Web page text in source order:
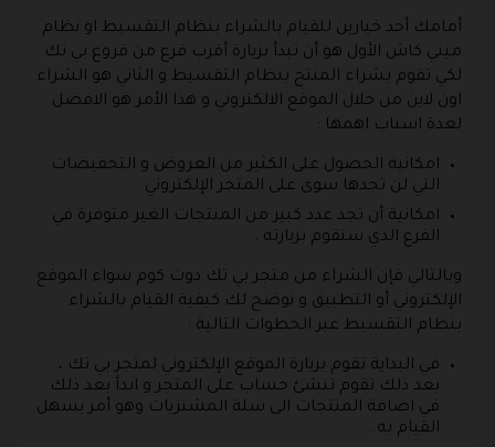
أمامك أحد خيارين للقيام بالشراء بنظام التقسيط او نظام
ميني كاش الأول هو أن تبدأ بزيارة أقرب فرع من فروع بي تك
لكي تقوم بشراء المنتج بنظام التقسيط و الثاني هو الشراء
اون لاين من خلال الموقع الالكتروني و هذا الأمر هو الافضل
لعدة اسباب اهمها :
امكانية الحصول على الكثير من العروض و التخفيضات
التي لن تجدها سوى على المتجر الإلكتروني .
امكانية أن تجد عدد كبير من المنتجات الغير متوفرة في
الفرع الذي ستقوم بزيارته .
وبالتالي فإن الشراء من متجر بي تك دوت كوم سواء الموقع
الإلكتروني أو التطبيق و نوضح لك كيفية القيام بالشراء
بنظام التقسيط عبر الخطوات التالية :
في البداية تقوم بزيارة الموقع الإلكتروني لمتجر بي تك ،
بعد ذلك تقوم تنشئ حساب على المتجر و ابدأ بعد ذلك
في اضافة المنتجات الى سلة المشتريات وهو أمر يسهل
القيام به .